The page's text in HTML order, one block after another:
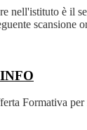
nell'istituto è il
scansione
INFO
Formativa